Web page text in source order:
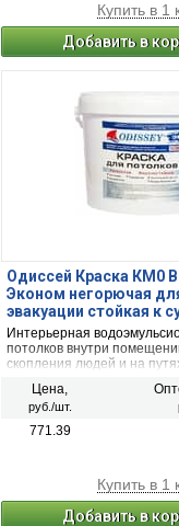
Купить в 1
Добавить в
Одиссей Краска КМ0
Эконом негорючая
эвакуации стойкая к
истиранию 15кг
Интерьерная
потолков внутри
скопления людей и на
безвоздушного нанесения.
сухому истиранию.
Цена,
руб./шт.
771.39
Купить в 1
Добавить в